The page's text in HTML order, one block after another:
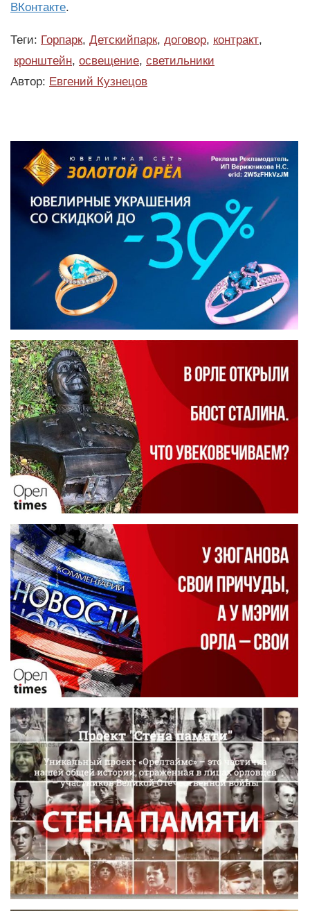
ВКонтакте.
Теги: Горпарк, Детскийпарк, договор, контракт,
кронштейн, освещение, светильники
Автор: Евгений Кузнецов